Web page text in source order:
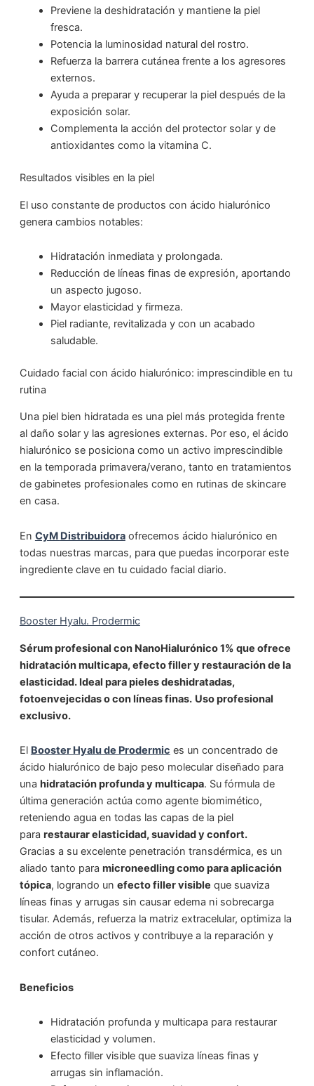
Previene la deshidratación y mantiene la piel
fresca.
Potencia la luminosidad natural del rostro.
Refuerza la barrera cutánea frente a los agresores
externos.
Ayuda a preparar y recuperar la piel después de la
exposición solar.
Complementa la acción del protector solar y de
antioxidantes como la vitamina C.
Resultados visibles en la piel
El uso constante de productos con ácido hialurónico
genera cambios notables:
Hidratación inmediata y prolongada.
Reducción de líneas finas de expresión, aportando
un aspecto jugoso.
Mayor elasticidad y firmeza.
Piel radiante, revitalizada y con un acabado
saludable.
Cuidado facial con ácido hialurónico: imprescindible en tu
rutina
Una piel bien hidratada es una piel más protegida frente
al daño solar y las agresiones externas. Por eso, el ácido
hialurónico se posiciona como un activo imprescindible
en la temporada primavera/verano, tanto en tratamientos
de gabinetes profesionales como en rutinas de skincare
en casa.
En CyM Distribuidoraofrecemos ácido hialurónico en
todas nuestras marcas, para que puedas incorporar este
ingrediente clave en tu cuidado facial diario.
Booster Hyalu. Prodermic
Sérum profesional con NanoHialurónico 1% que ofrece
hidratación multicapa, efecto filler y restauración de la
elasticidad. Ideal para pieles deshidratadas,
fotoenvejecidas o con líneas finas. Uso profesional
exclusivo.
El Booster Hyalu de Prodermic es un concentrado de
ácido hialurónico de bajo peso molecular diseñado para
una hidratación profunda y multicapa. Su fórmula de
última generación actúa como agente biomimético,
reteniendo agua en todas las capas de la piel
para restaurar elasticidad, suavidad y confort.
Gracias a su excelente penetración transdérmica, es un
aliado tanto para microneedling como para aplicación
tópica, logrando un efecto filler visible que suaviza
líneas finas y arrugas sin causar edema ni sobrecarga
tisular. Además, refuerza la matriz extracelular, optimiza la
acción de otros activos y contribuye a la reparación y
confort cutáneo.
Beneficios
Hidratación profunda y multicapa para restaurar
elasticidad y volumen.
Efecto filler visible que suaviza líneas finas y
arrugas sin inflamación.